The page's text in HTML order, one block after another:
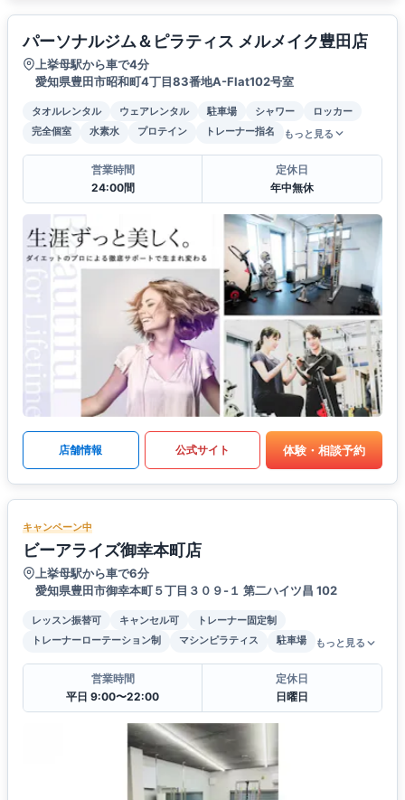
パーソナルジム＆ピラティス メルメイク豊田店
上挙母駅から車で4分
愛知県豊田市昭和町4丁目83番地A-Flat102号室
タオルレンタル ウェアレンタル 駐車場 シャワー
ロッカー
完全個室
水素水 プロテイン トレーナー指名 もっと見る
営業時間
24:00間
定休日
年中無休
店舗情報 公式サイト 体験・相談予約
キャンペーン中
ビーアライズ御幸本町店
上挙母駅から車で6分
愛知県豊田市御幸本町５丁目３０９-１ 第二ハイツ昌 102
レッスン振替可 キャンセル可
トレーナー固定制
トレーナーローテーション制
マシンピラティス 駐車場 もっと見る
営業時間
平日 9:00〜22:00
定休日
日曜日